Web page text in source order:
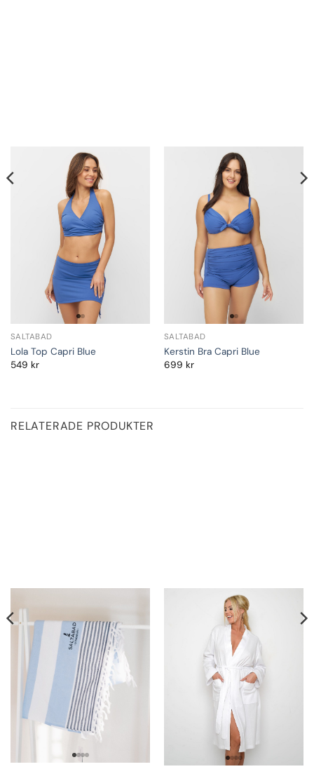
SALTABAD
Lola Top Capri Blue
549 kr
SALTABAD
Kerstin Bra Capri Blue
699 kr
RELATERADE PRODUKTER